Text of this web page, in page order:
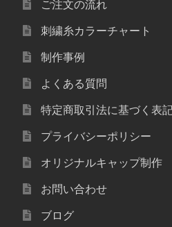
ご注文の流れ
刺繍糸カラーチャート
制作事例
よくある質問
特定商取引法に基づく表
プライバシーポリシー
オリジナルキャップ制作
お問い合わせ
ブログ